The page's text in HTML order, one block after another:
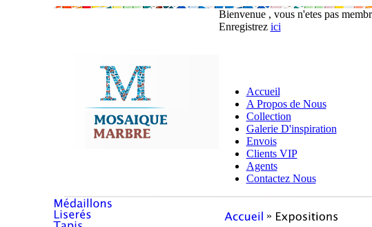
Bienvenue , vous n'etes pas
Enregistrez ici
Accueil
A Propos de Nous
Collection
Galerie D'inspiration
Envois
Clients VIP
Agents
Contactez Nous
»